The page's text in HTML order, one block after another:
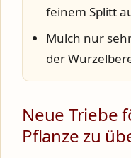
feinem Splitt
Mulch nur
der
Neue Triebe
Pflanze zu